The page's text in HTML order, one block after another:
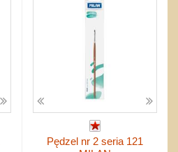
Pędzel nr 2 seria 121